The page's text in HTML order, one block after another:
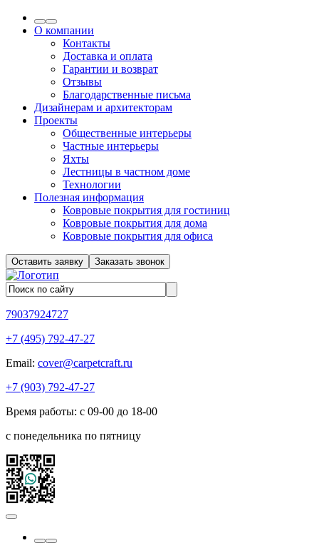
О компании
Контакты
Доставка и оплата
Гарантии и возврат
Отзывы
Благодарственные письма
Дизайнерам и архитекторам
Проекты
Общественные интерьеры
Частные интерьеры
Яхты
Лестницы в частном доме
Технологии
Полезная информация
Ковровые покрытия для гостиниц
Ковровые покрытия для дома
Ковровые покрытия для офиса
Оставить заявку Заказать звонок
79037924727
+7 (495) 792-47-27
Email: cover@carpetcraft.ru
+7 (903) 792-47-27
Время работы: с 09-00 до 18-00
с понедельника по пятницу